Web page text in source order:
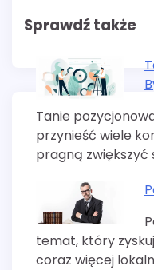
Sprawdź także
Tanie
przynieść wiele
pragną zwiększyć
temat, który
coraz więcej
Nawigacja
wpisu